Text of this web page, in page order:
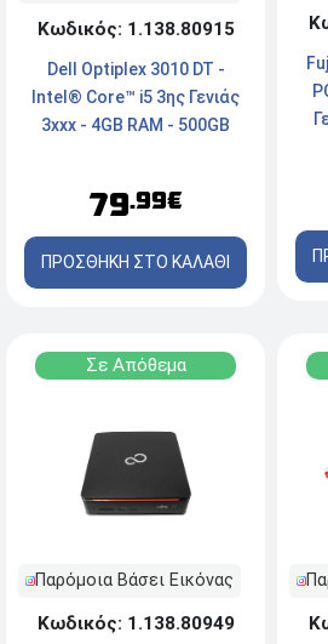
Κωδικός: 1.138.80915
Dell Optiplex 3010 DT -
Intel® Core™ i5 3ης Γενιάς
3xxx - 4GB RAM - 500GB
79.99€
ΠΡΟΣΘΗΚΗ ΣΤΟ ΚΑΛΑΘΙ
Σε Απόθεμα
Παρόμοια Βάσει Εικόνας
Κωδικός: 1.138.80949